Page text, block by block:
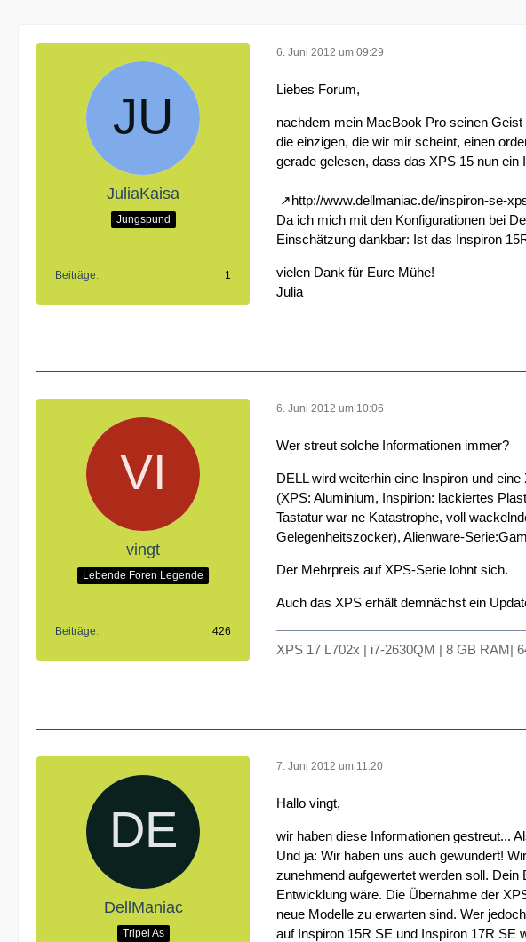
JuliaKaisa
Jungspund
Beiträge 1
6. Juni 2012 um 09:29
Liebes Forum,
nachdem mein MacBook Pro seinen
die einzigen, die wir mir scheint, einen
gerade gelesen, dass das XPS 15 nun ein
http://www.dellmaniac.de/inspiron-se-
Da ich mich mit den Konfigurationen bei
Einschätzung dankbar: Ist das Inspiron
vielen Dank für Eure Mühe!
Julia
vingt
Lebende Foren Legende
Beiträge 426
6. Juni 2012 um 10:06
Wer streut solche Informationen immer?
DELL wird weiterhin eine Inspiron und
(XPS: Aluminium, Inspirion: lackiertes
Tastatur war ne Katastrophe, voll
Gelegenheitszocker), Alienware-
Der Mehrpreis auf XPS-Serie lohnt sich.
Auch das XPS erhält demnächst ein
XPS 17 L702x | i7-2630QM | 8 GB RAM|
DellManiac
Tripel As
7. Juni 2012 um 11:20
Hallo vingt,
wir haben diese Informationen gestreut...
Und ja: Wir haben uns auch gewundert!
zunehmend aufgewertet werden soll.
Entwicklung wäre. Die Übernahme der
neue Modelle zu erwarten sind. Wer
auf Inspiron 15R SE und Inspiron 17R SE